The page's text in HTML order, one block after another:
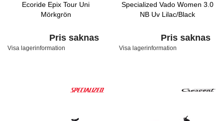
Ecoride Epix Tour Uni
Mörkgrön
Pris saknas
Visa lagerinformation
Specialized Vado Women 3.0
NB Uv Lilac/Black
Pris saknas
Visa lagerinformation